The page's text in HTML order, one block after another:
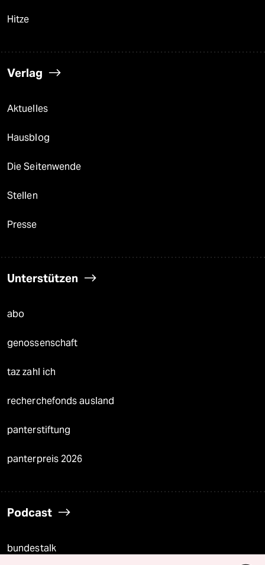
Hitze
Verlag
Aktuelles
Hausblog
Die Seitenwende
Stellen
Presse
Unterstützen
abo
genossenschaft
taz zahl ich
recherchefonds ausland
panterstiftung
panterpreis 2026
Podcast
bundestalk